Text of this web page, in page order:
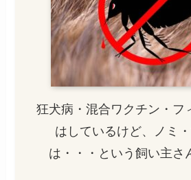
狂犬病・混合ワクチン・フ
はしているけど、ノミ
は・・・という飼い主さ